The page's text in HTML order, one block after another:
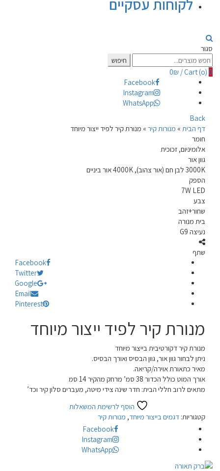
לקוחות עסקיים
סגור
Search
for:
חיפוש
Cart (o) 0
/
0₪
Facebook
Instagram
WhatsApp
Back
דף הבית » מנורות קיר » מנורת קיר לפיד ייצור מיוחד
חומר
אלומיניום, זכוכית
גוון אור
3000K לבן חם (אור צהוב), 4000K אור ביניים
הספק
7W LED
צבע
שחור+זהב
בית מנורה
נעיצה G9
שתף
Facebook
Twitter
Google
Email
Pinterest
מנורת קיר לפיד ייצור מיוחד
מנורת קיר דקורטיבית בייצור מיוחד
ניתן לבחור גוון אור, גוון הבסיס ואורך הבסיס.
מאיר כתאורת אוירה/קריאה.
אורך המוט כולל הכדור 38 סמ’ מרחק מהקיר 14 סמ
מתאים לרוב חללי הבית: חדר שינה צידי מיטה, מעברים סלון קיר וכד’
הוסף לרשימת המשאלות
קטגוריות: דגמים בייצור מיוחד, מנורות קיר
Facebook
Instagram
WhatsApp